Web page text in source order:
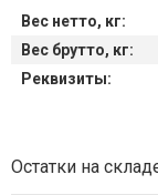
Вес нетто, кг:
Вес брутто, кг:
Реквизиты:
Наличие товара на
Остатки на